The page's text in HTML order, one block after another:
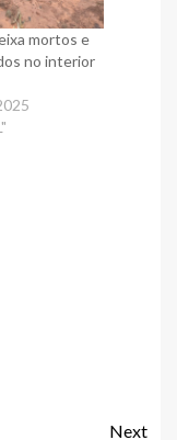
mortos e
no interior
Next